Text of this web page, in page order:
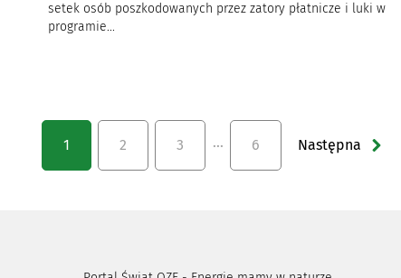
setek osób poszkodowanych przez zatory płatnicze i luki w
programie...
1 2 3 … 6 Następna